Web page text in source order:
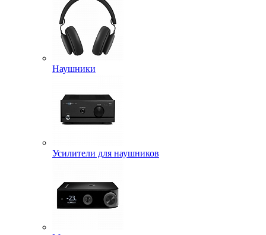
Наушники
Усилители для наушников